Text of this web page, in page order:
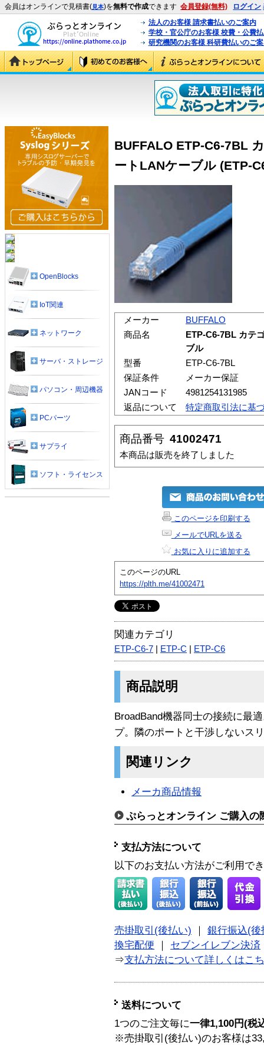
会員はオンラインで見積書(見本)を無料で作成できます 会員登録(無料) ログイン
法人のお客様 請求書払いのご案内
学校・官公庁のお客様 校費・公費
研究機関のお客様 科研費払いのご
BUFFALO ETP-C6-7BL
ートLANケーブル (ETP-
メーカー
BUFFALO
商品名
ETP-C6-7BL カテ
ブル
型番
ETP-C6-7BL
保証条件
メーカー保証
JANコード
4981254131985
返品について
特定商取引法に基
商品番号 41002471
本商品は販売を終了しました
このページを印刷する
メールでURLを送る
お気に入りに追加する
このページのURL
https://plth.me/41002471
関連カテゴリ
ETP-C6-7 ETP-C ETP-C6
商品説明
BroadBand機器同士の接続に最
プ。隣のポートと干渉しないス
関連リンク
メーカ商品情報
ぷらっとオンライン ご購入の
支払方法について
以下のお支払い方法がご利用で
売掛取引(後払い)
銀行振込(後
換宅配便
セブンイレブン決済
⇒支払方法について詳しくはこ
送料について
1つのご注文毎に一律1,100円(税
※売掛取引(後払い)のお客様は
OpenBlocks
IoT関連
ネットワーク
サーバ・ストレージ
パソコン・周辺機器
PCパーツ
サプライ
ソフト・ライセンス